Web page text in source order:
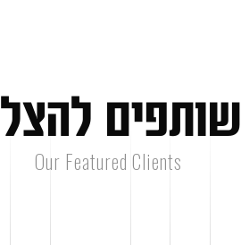
שותפים להצל
Our Featured Clients